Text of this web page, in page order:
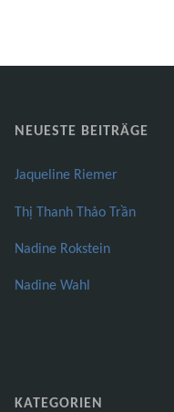
NEUESTE BEITRÄGE
Jaqueline Riemer
Thị Thanh Thảo Trần
Nadine Rokstein
Nadine Wahl
KATEGORIEN